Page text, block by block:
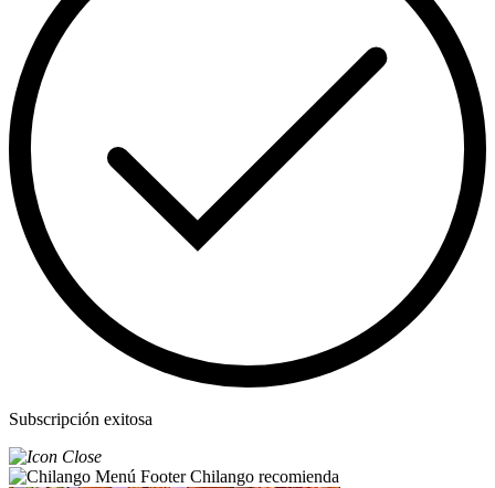
Subscripción exitosa
Chilango recomienda